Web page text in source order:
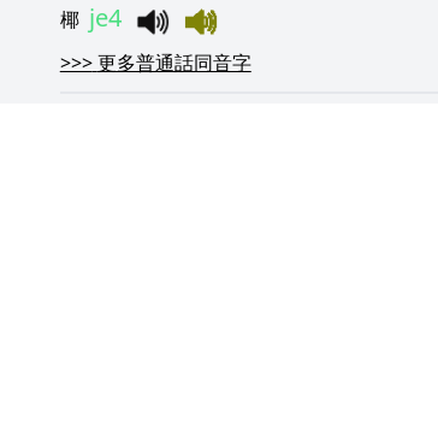
椰 je4
>>>更多普通話同音字